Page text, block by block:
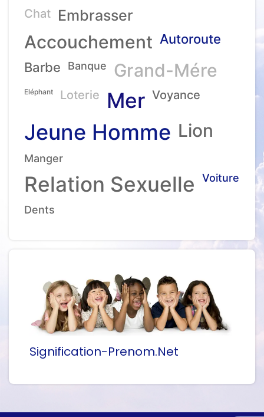
Chat Embrasser
Accouchement Autoroute
Barbe
Banque Grand-Mére
Eléphant Loterie Mer Voyance
Jeune Homme Lion
Manger
Relation Sexuelle Voiture
Dents
Signification-Prenom.net